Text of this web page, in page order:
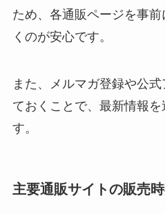
ため、各通販ページを事
くのが安心です。
また、メルマガ登録や公
ておくことで、最新情報
す。
主要通販サイトの販売